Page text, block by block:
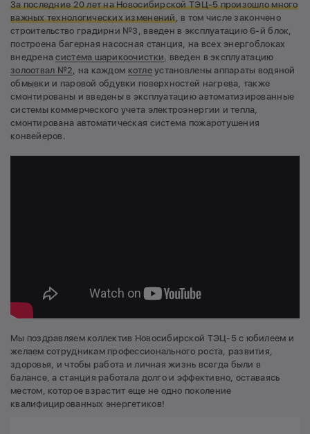
За последние 20 лет на Новосибирской ТЭЦ-5 произошло много
важных технологических изменений, в том числе закончено
строительство градирни №3, введен в эксплуатацию 6-й блок,
построена багерная насосная станция, на всех энергоблоках
внедренасистема шарикоочистки , введен в эксплуатацию
золоотвал №2 , на каждом котлеустановлены аппараты водяной
обмывки и паровой обдувки поверхностей нагрева, также
смонтированы и введены в эксплуатацию автоматизированные
системы коммерческого учета электроэнергии и тепла,
смонтирована автоматическая система пожаротушения
конвейеров.
Мы поздравляем коллектив Новосибирской ТЭЦ-5 с юбилеем и
желаем сотрудникам профессионального роста, развития,
здоровья, и чтобы работа и личная жизнь всегда были в
балансе, а станция работала долго и эффективно, оставаясь
местом, которое взрастит еще не одно поколение
квалифицированных энергетиков!